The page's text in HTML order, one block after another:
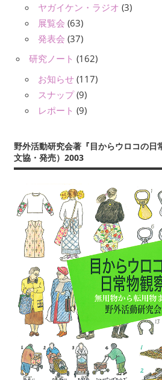
ヤガイケン・ラジオ (3)
展覧会 (63)
発表会 (37)
研究ノート (162)
お知らせ (117)
スナップ(9)
レポート (9)
野外活動研究会著『目からウロコの日
文協・発売）2003